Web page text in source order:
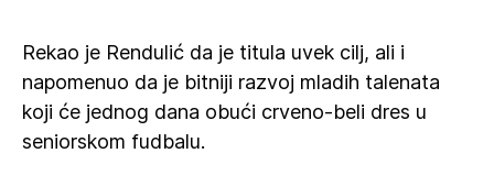
Rekao je Rendulić da je titula uvek cilj, ali i
napomenuo da je bitniji razvoj mladih talenata
koji će jednog dana obući crveno-beli dres u
seniorskom fudbalu.